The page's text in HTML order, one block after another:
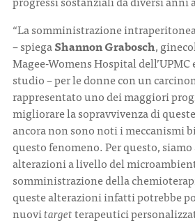
“La somministrazione
– spiegaShannon Grabosch,
Magee-Womens Hospital
studio – per le donne con un
rappresentato uno dei maggiori
migliorare la sopravvivenza di
ancora non sono noti i meccanismi
questo fenomeno. Per questo,
alterazioni a livello del
somministrazione della
queste alterazioni infatti potrebbe
nuovitargetterapeutici